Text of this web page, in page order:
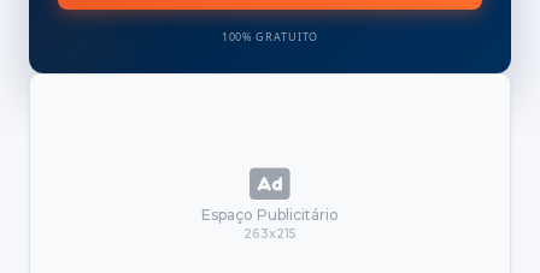
100% GRATUITO
Espaço Publicitário
263x215